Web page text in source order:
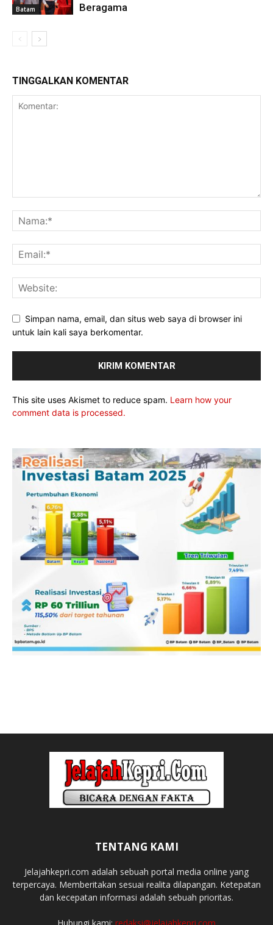
Batam
Beragama
TINGGALKAN KOMENTAR
Simpan nama, email, dan situs web saya di browser ini
untuk lain kali saya berkomentar.
This site uses Akismet to reduce spam. Learn how your
comment data is processed.
TENTANG KAMI
Jelajahkepri.com adalah sebuah portal media online yang
terpercaya. Memberitakan sesuai realita dilapangan. Ketepatan
dan kecepatan informasi adalah sebuah prioritas.